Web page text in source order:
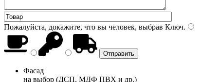
Пожалуйста, докажите, что вы человек, выбрав Ключ.
Фасад
на выбор (ДСП, МДФ ПВХ и др.)